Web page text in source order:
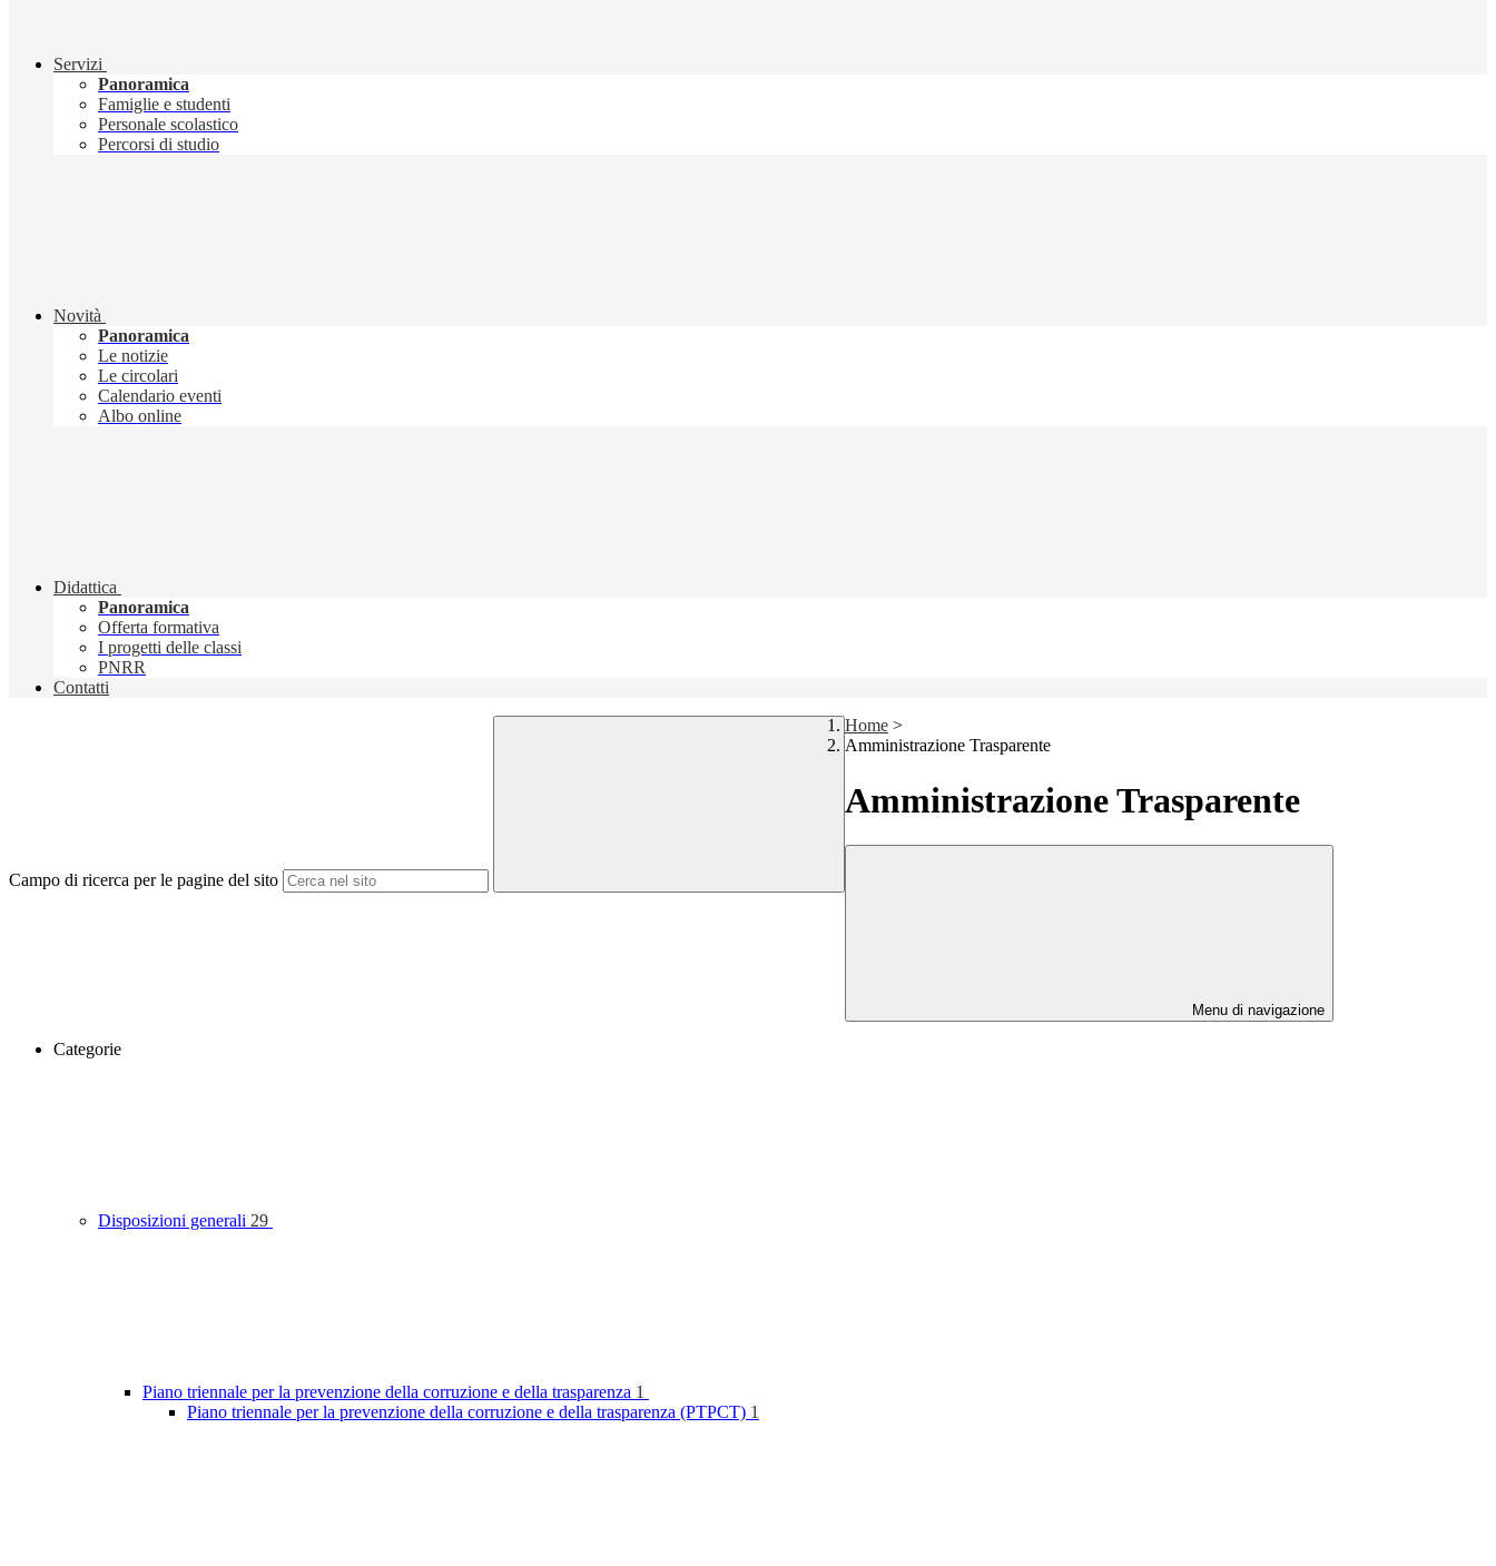
Servizi
Panoramica
Famiglie e studenti
Personale scolastico
Percorsi di studio
Novità
Panoramica
Le notizie
Le circolari
Calendario eventi
Albo online
Didattica
Panoramica
Offerta formativa
I progetti delle classi
PNRR
Contatti
Campo di ricerca per le pagine del sito
Home >
Amministrazione Trasparente
Amministrazione Trasparente
Menu di navigazione
Categorie
Disposizioni generali 29
Piano triennale per la prevenzione della corruzione e della trasparenza 1
Piano triennale per la prevenzione della corruzione e della trasparenza (PTPCT) 1